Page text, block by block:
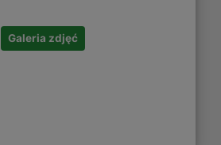
Galeria zdjęć